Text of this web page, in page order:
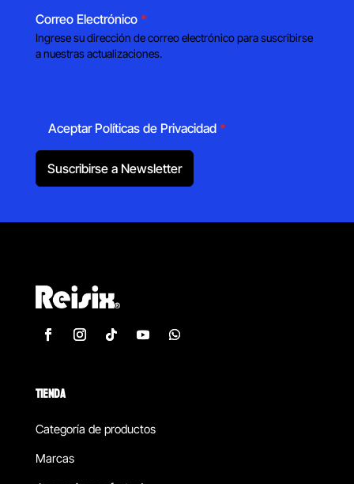
Correo Electrónico *
Ingrese su dirección de correo electrónico para suscribirse
a nuestras actualizaciones.
Aceptar Políticas de Privacidad *
Suscribirse a Newsletter
TIENDA
Categoría de productos
Marcas